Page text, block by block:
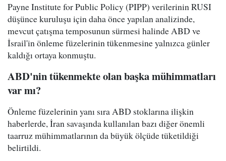
Payne Institute for Public Policy (PIPP) verilerinin RUSI
düşünce kuruluşu için daha önce yapılan analizinde,
mevcut çatışma temposunun sürmesi halinde ABD ve
İsrail'in önleme füzelerinin tükenmesine yalnızca günler
kaldığı ortaya konmuştu.
ABD'nin tükenmekte olan başka mühimmatları
var mı?
Önleme füzelerinin yanı sıra ABD stoklarına ilişkin
haberlerde, İran savaşında kullanılan bazı diğer önemli
taarruz mühimmatlarının da büyük ölçüde tüketildiği
belirtildi.